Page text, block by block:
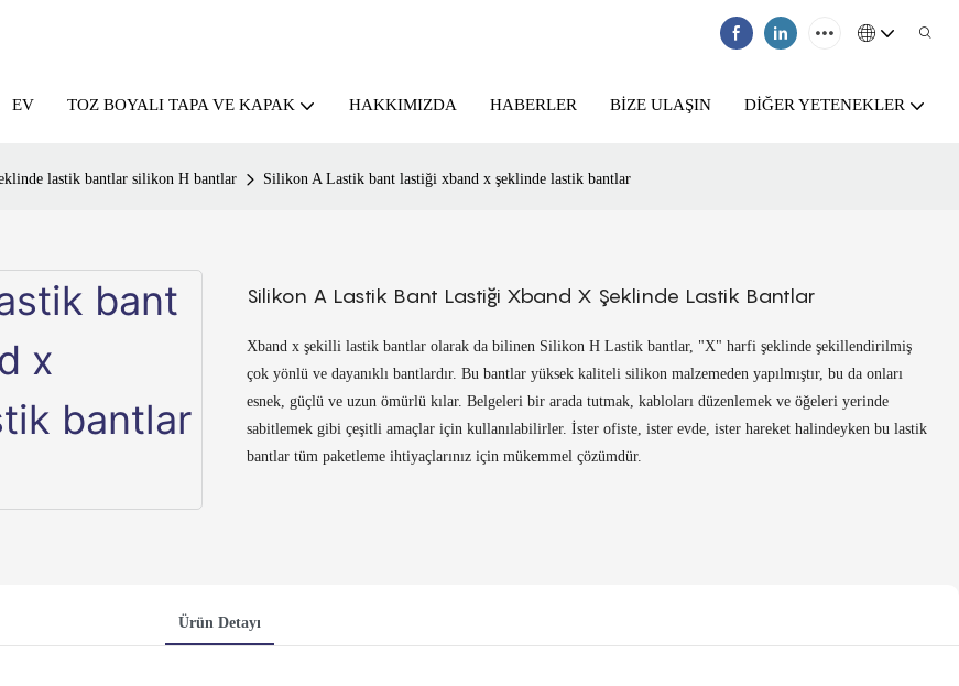
EV TOZ BOYALI TAPA VE KAPAK HAKKIMIZDA HABERLER BIZE ULAŞIN DIĞER YETENEKLER
lastik bantlar silikon H bantlar Silikon A Lastik bant lastiği xband x şeklinde lastik bantlar
Silikon A Lastik Bant Lastiği Xband X Şeklinde Lastik Bantlar
Xband x şekilli lastik bantlar olarak da bilinen Silikon H Lastik bantlar, "X" harfi şeklinde şekillendirilmiş
çok yönlü ve dayanıklı bantlardır. Bu bantlar yüksek kaliteli silikon malzemeden yapılmıştır, bu da onları
esnek, güçlü ve uzun ömürlü kılar. Belgeleri bir arada tutmak, kabloları düzenlemek ve öğeleri yerinde
sabitlemek gibi çeşitli amaçlar için kullanılabilirler. İster ofiste, ister evde, ister hareket halindeyken bu lastik
bantlar tüm paketleme ihtiyaçlarınız için mükemmel çözümdür.
Ürün Detayı